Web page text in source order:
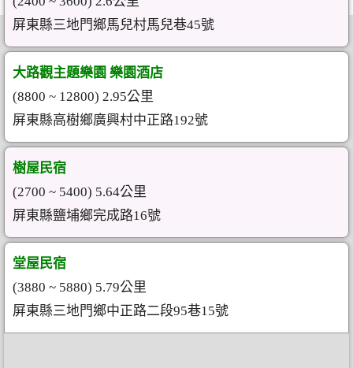
屏東縣三地門鄉馬兒村馬兒巷45號
大路觀主題樂園 樂園酒店
(8800 ~ 12800) 2.95公里
屏東縣高樹鄉廣興村中正路192號
樹屋民宿
(2700 ~ 5400) 5.64公里
屏東縣鹽埔鄉完成路16號
堂屋民宿
(3880 ~ 5880) 5.79公里
屏東縣三地門鄉中正路二段95巷15號